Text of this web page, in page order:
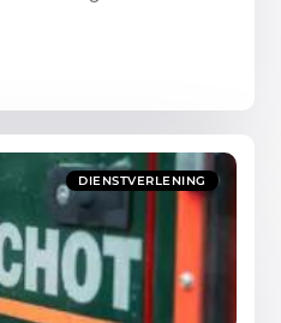
DIENSTVERLENING